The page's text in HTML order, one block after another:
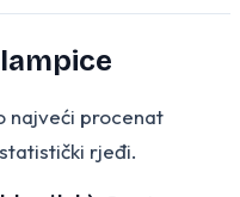
najveći procenat
rjeđi.